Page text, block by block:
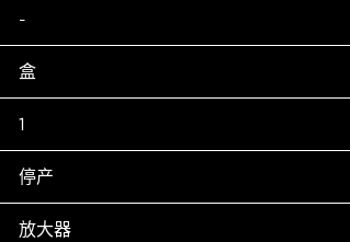
-
盒
1
停产
放大器